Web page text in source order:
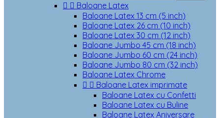
  Baloane Latex
Baloane Latex 13 cm (5 inch)
Baloane Latex 26 cm (10 inch)
Baloane Latex 30 cm (12 inch)
Baloane Jumbo 45 cm (18 inch)
Baloane Jumbo 60 cm (24 inch)
Baloane Jumbo 80 cm (32 inch)
Baloane Latex Chrome
  Baloane Latex imprimate
Baloane Latex cu Confetti
Baloane Latex cu Buline
Baloane Latex Aniversare